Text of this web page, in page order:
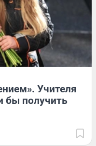
Учителя
бы получить